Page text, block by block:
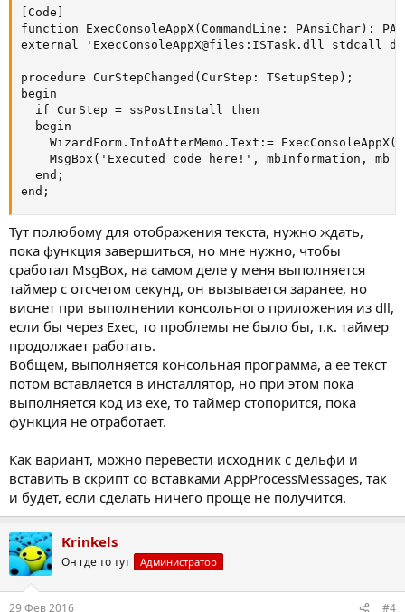
[Code]
function ExecConsoleAppX(CommandLine: PAnsiChar):
external 'ExecConsoleAppX@files:ISTask.dll stdcall
procedure CurStepChanged(CurStep: TSetupStep);
begin
  if CurStep = ssPostInstall then
  begin
WizardForm.InfoAfterMemo.Text:=
MsgBox('Executed code here!', mbInformation,
  end;
end;
Тут полюбому для отображения текста, нужно ждать,
пока функция завершиться, но мне нужно, чтобы
сработал MsgBox, на самом деле у меня выполняется
таймер с отсчетом секунд, он вызывается заранее, но
виснет при выполнении консольного приложения из dll,
если бы через Exec, то проблемы не было бы, т.к. таймер
продолжает работать.
Вобщем, выполняется консольная программа, а ее текст
потом вставляется в инсталлятор, но при этом пока
выполняется код из exe, то таймер стопорится, пока
функция не отработает.
Как вариант, можно перевести исходник с дельфи и
вставить в скрипт со вставками AppProcessMessages, так
и будет, если сделать ничего проще не получится.
Krinkels
Он где то тут Администратор
29 Фев 2016 #4